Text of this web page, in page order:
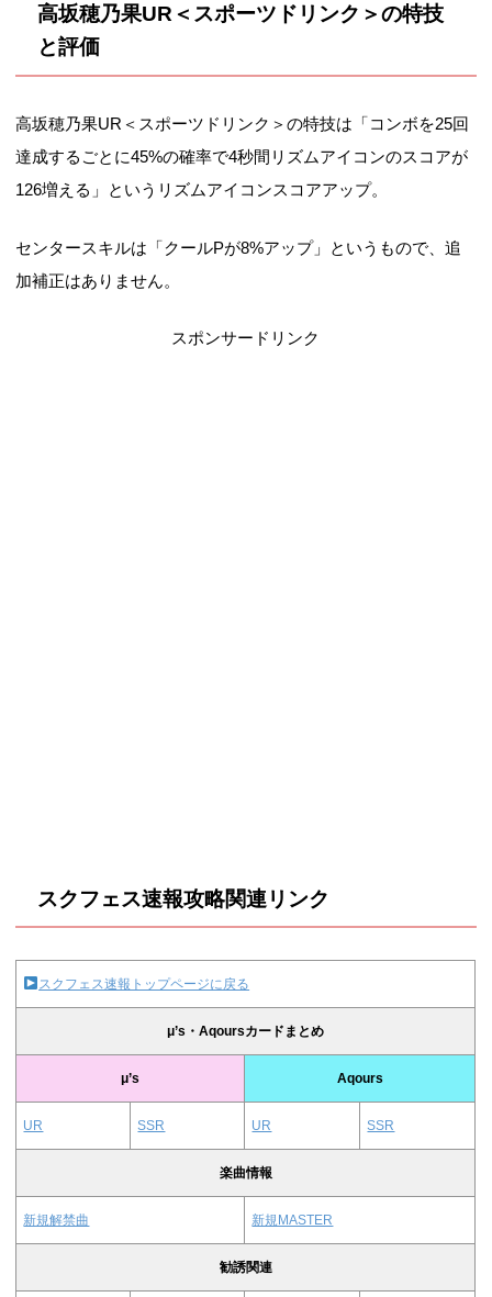
高坂穂乃果UR＜スポーツドリンク＞の特技
と評価
高坂穂乃果UR＜スポーツドリンク＞の特技は「コンボを25回
達成するごとに45%の確率で4秒間リズムアイコンのスコアが
126増える」というリズムアイコンスコアアップ。
センタースキルは「クールPが8%アップ」というもので、追
加補正はありません。
スポンサードリンク
スクフェス速報攻略関連リンク
スクフェス速報トップページに戻る
μ’s・Aqoursカードまとめ
μ’s Aqours
UR SSR UR SSR
楽曲情報
新規解禁曲 新規MASTER
勧誘関連